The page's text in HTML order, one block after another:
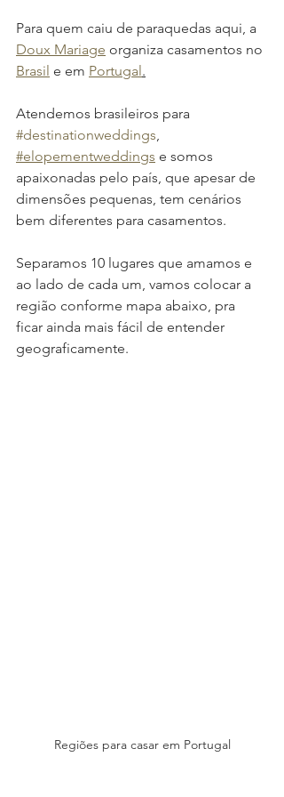
Para quem caiu de paraquedas aqui, a
Doux Mariage organiza casamentos no
Brasil e em Portugal.
Atendemos brasileiros para
#destinationweddings,
#elopementweddings e somos
apaixonadas pelo país, que apesar de
dimensões pequenas, tem cenários
bem diferentes para casamentos.
Separamos 10 lugares que amamos e
ao lado de cada um, vamos colocar a
região conforme mapa abaixo, pra
ficar ainda mais fácil de entender
geograficamente.
Regiões para casar em Portugal